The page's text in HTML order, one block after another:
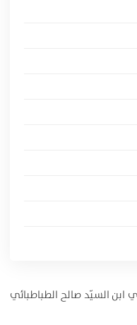
السيّد صالح الطباطبائي